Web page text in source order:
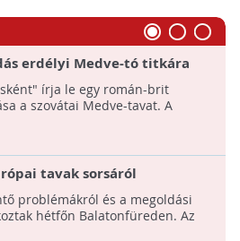
erdélyi Medve-tó titkára
írja le egy román-brit
a szovátai Medve-tavat. A
tavak sorsáról
problémákról és a megoldási
hétfőn Balatonfüreden. Az